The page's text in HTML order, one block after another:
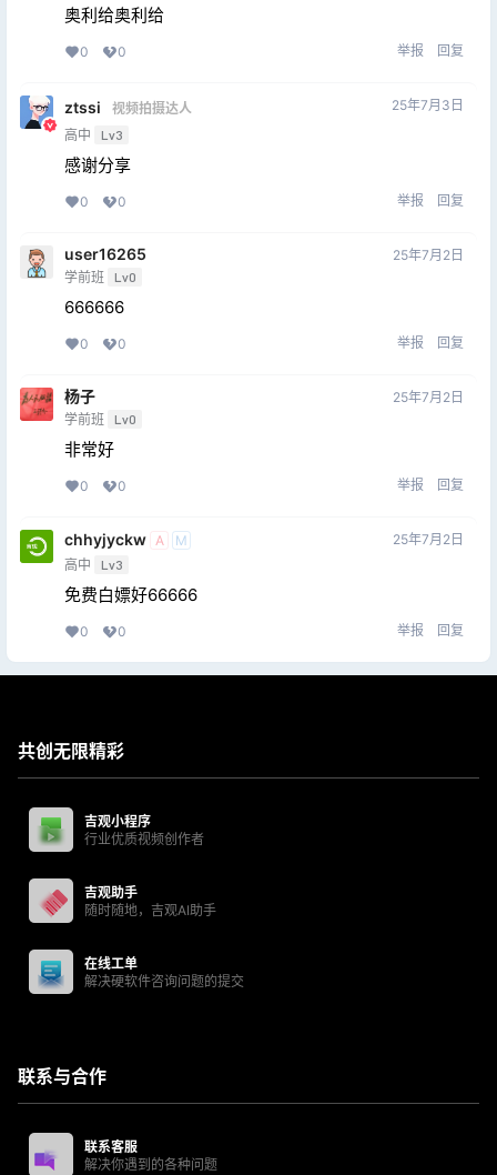
奥利给奥利给
0 0 举报 回复
ztssi
视频拍摄达人
高中
Lv3
25年7月3日
感谢分享
0 0 举报 回复
user16265
学前班 Lv0
25年7月2日
666666
0 0 举报 回复
杨子
学前班 Lv0
25年7月2日
非常好
0 0 举报 回复
chhyjyckw A
M
高中
Lv3
25年7月2日
免费白嫖好66666
0 0 举报 回复
共创无限精彩
吉观小程序
行业优质视频创作者
吉观助手
随时随地，吉观AI助手
在线工单
解决硬软件咨询问题的提交
联系与合作
联系客服
解决你遇到的各种问题